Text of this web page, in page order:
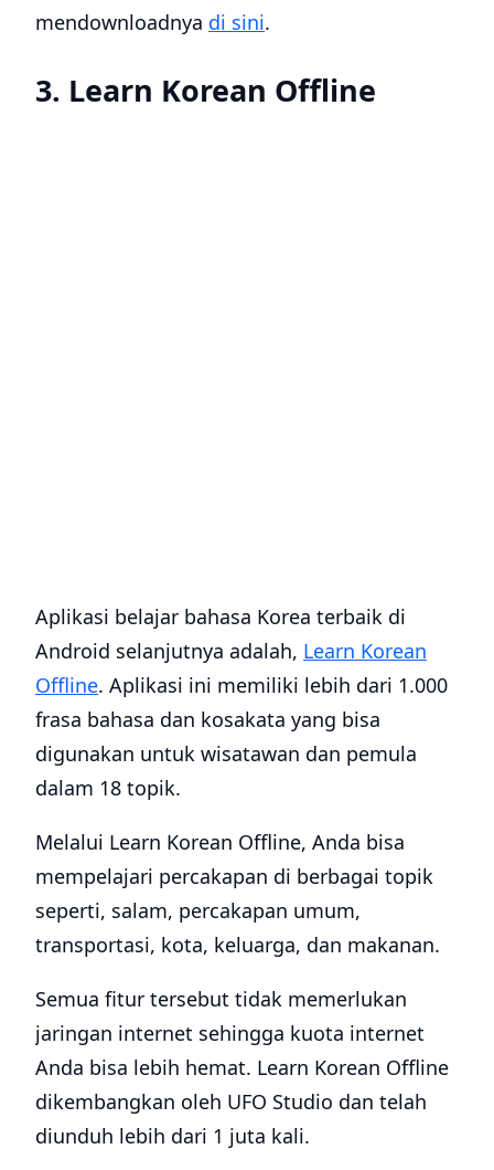
mendownloadnya di sini.
3. Learn Korean Offline
Aplikasi belajar bahasa Korea terbaik di
Android selanjutnya adalah, Learn Korean
Offline. Aplikasi ini memiliki lebih dari 1.000
frasa bahasa dan kosakata yang bisa
digunakan untuk wisatawan dan pemula
dalam 18 topik.
Melalui Learn Korean Offline, Anda bisa
mempelajari percakapan di berbagai topik
seperti, salam, percakapan umum,
transportasi, kota, keluarga, dan makanan.
Semua fitur tersebut tidak memerlukan
jaringan internet sehingga kuota internet
Anda bisa lebih hemat. Learn Korean Offline
dikembangkan oleh UFO Studio dan telah
diunduh lebih dari 1 juta kali.